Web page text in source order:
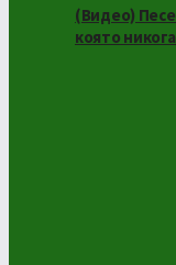
(Видео)
която